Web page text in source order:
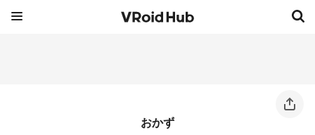
おかず